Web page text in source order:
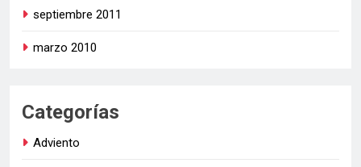
septiembre 2011
marzo 2010
Categorías
Adviento